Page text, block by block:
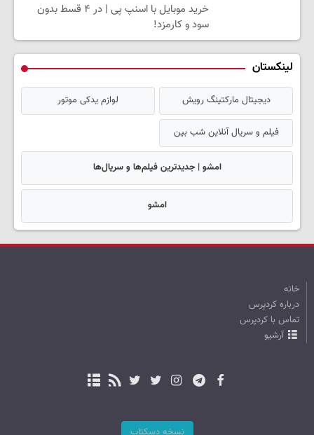
خرید موبایل با اسنپ پی | در ۴ قسط بدون
سود و کارمزد!
لینکستان
دیجیتال مارکتینگ رویش لوازم یدکی موتور
فیلم و سریال آنلاین شب بین
امشو | جدیدترین فیلم‌ها و سریال‌ها
امشو
خانه
درباره کردپرس
تماس با کردپرس
آرشیو
نسخه دسکتاپ